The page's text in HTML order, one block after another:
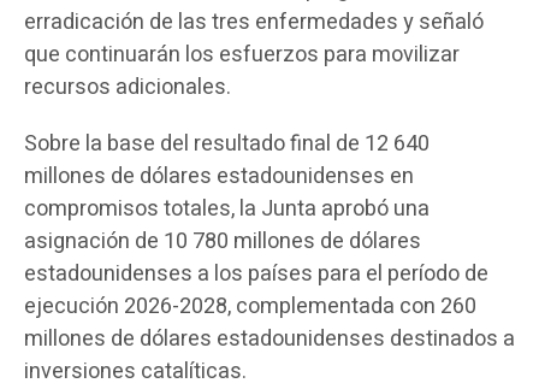
erradicación de las tres enfermedades y señaló
que continuarán los esfuerzos para movilizar
recursos adicionales.
Sobre la base del resultado final de 12 640
millones de dólares estadounidenses en
compromisos totales, la Junta aprobó una
asignación de 10 780 millones de dólares
estadounidenses a los países para el período de
ejecución 2026-2028, complementada con 260
millones de dólares estadounidenses destinados a
inversiones catalíticas.